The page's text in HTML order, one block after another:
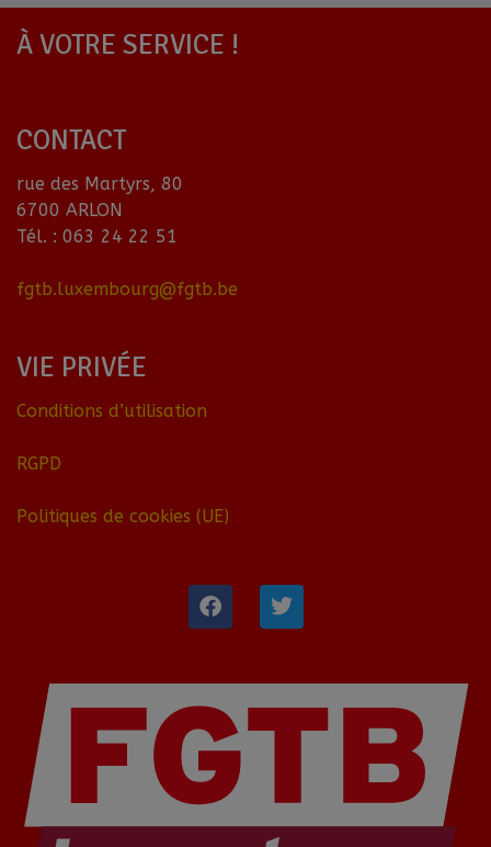
À VOTRE SERVICE !
CONTACT
rue des Martyrs, 80
6700 ARLON
Tél. : 063 24 22 51
fgtb.luxembourg@fgtb.be
VIE PRIVÉE
Conditions d’utilisation
RGPD
Politiques de cookies (UE)